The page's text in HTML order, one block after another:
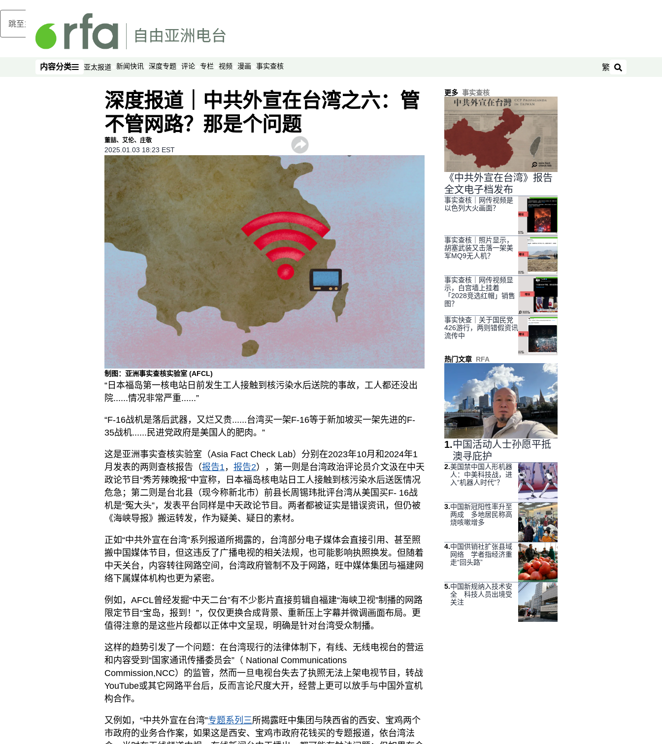
跳至主内容
内容分类
内容分类 亚太报道 新闻快讯 深度专题 评论 专栏 视频 漫画 事实查核 繁
搜索
深度报道｜中共外宣在台湾之六：管
不管网路？那是个问题
董喆、艾伦、庄敬
2025.01.03 18:23 EST
制图：亚洲事实查核实验室 (AFCL)
“日本福岛第一核电站日前发生工人接触到核污染水后送院的事故，工人都还没出
院......情况非常严重......”
“F-16战机是落后武器，又烂又贵......台湾买一架F-16等于新加坡买一架先进的F-
35战机......民进党政府是美国人的肥肉。”
这是亚洲事实查核实验室（Asia Fact Check Lab）分别在2023年10月和2024年1
月发表的两则查核报告（报告1， 报告2），第一则是台湾政治评论员介文汲在中天
政论节目“秀芳辣晚报”中宣称，日本福岛核电站日工人接触到核污染水后送医情况
危急；第二则是台北县（现今称新北市）前县长周锡玮批评台湾从美国买F- 16战
机是“冤大头”，发表平台同样是中天政论节目。两者都被证实是错误资讯，但仍被
《海峡导报》搬运转发，作为疑美、疑日的素材。
正如“中共外宣在台湾”系列报道所揭露的，台湾部分电子媒体会直接引用、甚至照
搬中国媒体节目，但这违反了广播电视的相关法规，也可能影响执照换发。但随着
中天关台，内容转往网路空间，台湾政府管制不及于网路，旺中媒体集团与福建网
络下属媒体机构也更为紧密。
例如，AFCL曾经发掘“中天二台”有不少影片直接剪辑自福建“海峡卫视”制播的网路
限定节目“宝岛，报到！”，仅仅更换合成背景、重新压上字幕并微调画面布局。更
值得注意的是这些片段都以正体中文呈现，明确是针对台湾受众制播。
这样的趋势引发了一个问题：在台湾现行的法律体制下，有线、无线电视台的营运
和内容受到“国家通讯传播委员会”（ National Communications
Commission,NCC）的监管，然而一旦电视台失去了执照无法上架电视节目，转战
YouTube或其它网路平台后，反而言论尺度大开，经营上更可以放手与中国外宣机
构合作。
又例如，“中共外宣在台湾”专题系列三所揭露旺中集团与陕西省的西安、宝鸡两个
市政府的业务合作案，如果这是西安、宝鸡市政府花钱买的专题报道，依台湾法
更多 事实查核
《中共外宣在台湾》报告
全文电子档发布
事实查核｜网传视频是
以色列大火画面？
事实查核｜照片显示，
胡塞武装又击落一架美
军MQ9无人机？
事实查核｜网传视频显
示，白宫墙上挂着
「2028竞选红帽」销售
图？
事实快查｜关于国民党
426游行，两则错假资讯
流传中
热门文章 RFA
1.中国活动人士孙愿平抵
澳寻庇护
2.美国禁中国人形机器
人：中美科技战，进
入“机器人时代”？
3.中国新冠阳性率升至
两成 多地居民称高
烧咳嗽增多
4.中国供销社扩张县域
网络 学者指经济重
走“回头路”
5.中国新规纳入技术安
全 科技人员出境受
关注